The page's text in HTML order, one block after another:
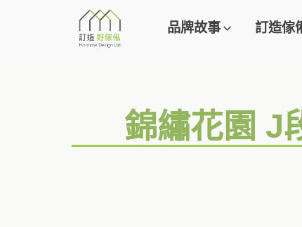
品牌故事 訂造傢
錦繡花園 J